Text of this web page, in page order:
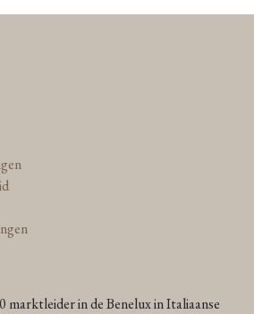
marktleider in de Benelux in Italiaanse